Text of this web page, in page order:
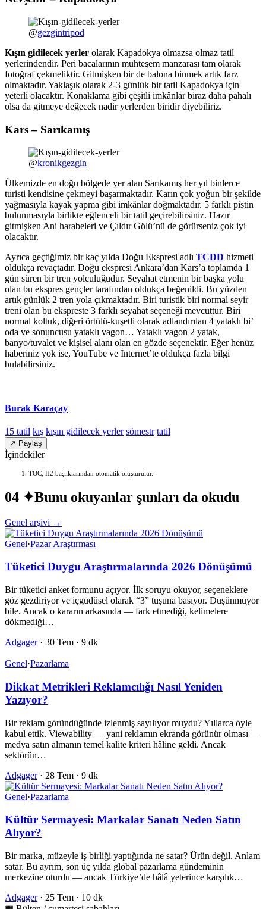
@gezgintripod
Kışın gidilecek yerler olarak Kapadokya olmazsa olmaz tatil
yerlerindendir. Peri bacalarının muhteşem manzarası tam olarak
fotoğraf çekmeliktir. Gitmişken bir de balona binmek artık farz
olmaktadır. Yaklaşık olarak 2-3 günlük bir tatil Kapadokya için
yeterli olacaktır. Konaklama gibi çeşitli imkânlar biraz daha pahalı
olsa da gitmeye değecek nadir yerlerden biridir diyebiliriz.
Kars – Sarıkamış
@kronikgezgin
Ülkemizde en doğu bölgede yer alan Sarıkamış her yıl binlerce
turisti kendisine çekmeyi başarmaktadır. Karın çok yoğun bir şekilde
yağmasıyla kayak yapma gibi imkânlar doğmaktadır. 5 farklı pistin
bulunmasıyla birlikte eğlenceli bir tatil geçirebilirsiniz. Hazır
gitmişken Ani harabeleri ve Çıldır Gölü’nü de görürseniz çok iyi
olacaktır.
Ayrıca geçtiğimiz bir kaç yılda Doğu Ekspresi adlı TCDD hizmeti
oldukça revaçtadır. Doğu ekspresi Ankara’dan Kars’a toplamda 1
gün süren bir tren yolculuğudur. Seyahat etmenin bir başka yolu
olan bu ekspres gençler tarafından oldukça beğenildi. Bu yüzden
artık günlük 2 tren yola çıkmaktadır. Biri turistik biri normal seyir
treni olan bu ekspreste 3 farklı seyahat seçeneği mevcuttur. Biri
normal koltuk, diğeri örtülü-kuşetli olarak adlandırılan 4 yataklı bi’
oda ve sonuncusu yataklı vagon… Yataklı vagon 2 yatak,
banyo/tuvalet ve kişisel alanı olan en gözde seçenektir. Eğer henüz
haberiniz yok ise, YouTube ve İnternet’te oldukça fazla bilgi
bulabilirsiniz.
Burak Karaçay
15 tatil kış kışın gidilecek yerler sömestr tatil
↗ Paylaş
İçindekiler
TOC, H2 başlıklarından otomatik oluşturulur.
04 ✦Bunu okuyanlar şunları da okudu
Genel arşivi →
Genel·Pazar Araştırması
Tüketici Duygu Araştırmalarında 2026 Dönüşümü
Bir tüketici anket formunu açıyor. İlk soruyu okuyor, seçeneklere
göz gezdiriyor ve içgüdüsel olarak “3” tuşuna basıyor. Düşünmüyor
bile. Ancak o kararın arkasında — fark etmediği, kelimelere
dökmediği…
Adgager · 30 Tem · 9 dk
Genel·Pazarlama
Dikkat Metrikleri Reklamcılığı Nasıl Yeniden
Yazıyor?
Bir reklam göründüğünde izlenmiş sayılıyor muydu? Yıllarca öyle
kabul ettik. Viewability — yani reklamın ekranda görünür olması —
medya satın almanın temel kalite kriteri hâline geldi. Ancak
sektörün…
Adgager · 28 Tem · 9 dk
Genel·Pazarlama
Kültür Sermayesi: Markalar Sanatı Neden Satın
Alıyor?
Bir marka, müzeyle iş birliği yaptığında ne satar? Ürün değil. Anlam
satar. Bu ayrım, son üç yılda global pazarlama gündeminin
merkezine oturdu — ancak Türkiye’de hâlâ yeterince karşılık…
Adgager · 25 Tem · 10 dk